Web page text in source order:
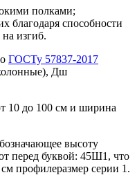
полками;
благодаря способности
изгиб.
ГОСТу 57837-2017
Дш
10 до 100 см и ширина
высоту
перед буквой: 45Ш1, что
профилеразмер серии 1.